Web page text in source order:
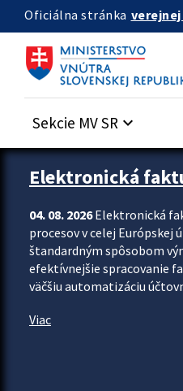
Preskocit na hlavný obsah
Oficiálna stránka verejnej
Sekcie MV SR keyboard_arrow_down
Zastavit automatický posun
Elektronická
04. 08. 2026Elektronická
procesov v celej Európskej
štandardným spôsobom
efektívnejšie spracovanie
väčšiu automatizáciu
Viac